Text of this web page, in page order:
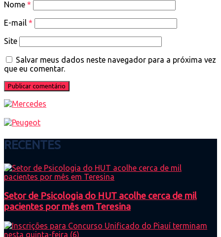
Nome *
E-mail *
Site
Salvar meus dados neste navegador para a próxima vez
que eu comentar.
RECENTES
Setor de Psicologia do HUT acolhe cerca de mil
pacientes por mês em Teresina